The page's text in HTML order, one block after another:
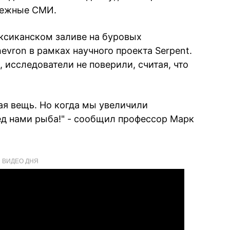
СМИ.
заливе на буровых
в рамках научного проекта Serpent.
не поверили, считая, что
вещь. Но когда мы увеличили
нами рыба!" - сообщил профессор Марк
ВИДЕО ДНЯ